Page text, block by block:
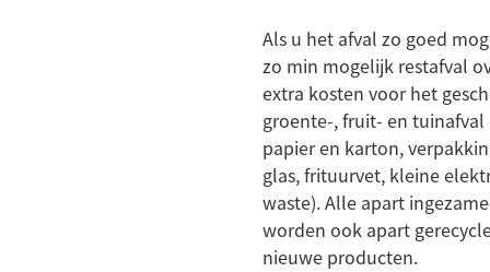
Als u het afval zo goed
zo min mogelijk restafval
extra kosten voor het
groente-, fruit- en tuinafval
papier en karton,
glas, frituurvet, kleine
waste). Alle apart
worden ook apart
nieuwe producten.